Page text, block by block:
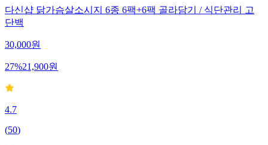
다신샵 닭가슴살소시지 6종 6팩+6팩 골라담기 / 식단관리 고
단백
30,000원
27%21,900원
4.7
(50)